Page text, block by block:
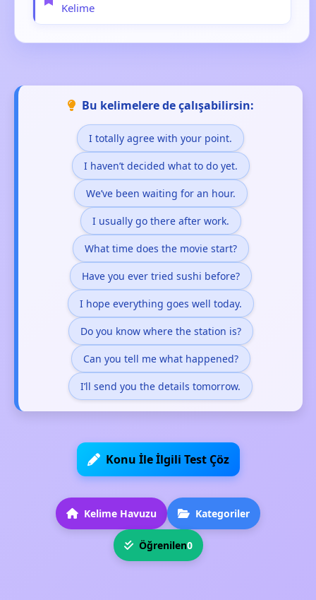
Kelime
Bu kelimelere de çalışabilirsin:
I totally agree with your point.
I haven’t decided what to do yet.
We’ve been waiting for an hour.
I usually go there after work.
What time does the movie start?
Have you ever tried sushi before?
I hope everything goes well today.
Do you know where the station is?
Can you tell me what happened?
I’ll send you the details tomorrow.
Konu İle İlgili Test Çöz
Kelime Havuzu Kategoriler
Öğrenilen0